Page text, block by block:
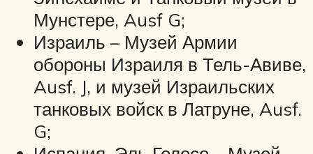
Мунстере, Ausf G;
Израиль – Музей Армии
обороны Израиля в Тель-Авиве,
Ausf. J, и музей Израильских
танковых войск в Латруне, Ausf.
G;